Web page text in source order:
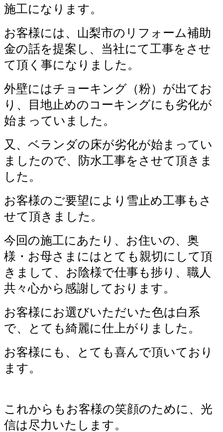
施工になります。
お客様には、山梨市のリフォーム補助
金の話を提案し、当社にて工事をさせ
て頂く事になりました。
外壁にはチョーキング（粉）が出てお
り、目地止めのコーキングにも劣化が
始まっていました。
又、ベランダの床が劣化が始まってい
ましたので、防水工事をさせて頂きま
した。
お客様のご要望により雪止め工事もさ
せて頂きました。
今回の施工にあたり、お住いの、奥
様・お母さまにはとても親切にして頂
きまして、お陰様で仕事も捗り、職人
共々心から感謝しております。
お客様にお選びいただいた色は白系
で、とても綺麗に仕上がりました。
お客様にも、とても喜んで頂いており
ます。
これからもお客様の笑顔のために、光
信は尽力いたします。